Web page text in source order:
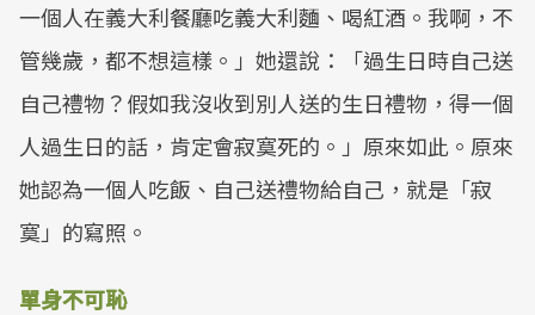
一個人在義大利餐廳吃義大利麵、喝紅酒。我啊，不
管幾歲，都不想這樣。」她還說：「過生日時自己送
自己禮物？假如我沒收到別人送的生日禮物，得一個
人過生日的話，肯定會寂寞死的。」原來如此。原來
她認為一個人吃飯、自己送禮物給自己，就是「寂
寞」的寫照。
單身不可恥